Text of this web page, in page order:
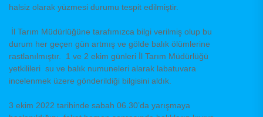
halsiz olarak yüzmesi durumu tespit edilmiştir.
İl Tarım Müdürlüğüne tarafımızca bilgi verilmiş olup bu
durum her geçen gün artmış ve gölde balık ölümlerine
rastlanılmıştır. 1 ve 2 ekim günleri İl Tarım Müdürlüğü
yetkilileri su ve balık numuneleri alarak labatuvara
incelenmek üzere gönderildiği bilgisini aldık.
3 ekim 2022 tarihinde sabah 06.30’da yarışmaya